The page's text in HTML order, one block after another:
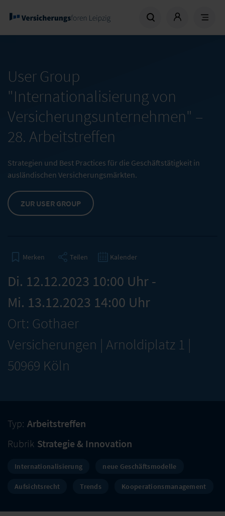
User Group
"Internationalisierung von
Versicherungsunternehmen" –
28. Arbeitstreffen
Strategien und Best Practices für die Geschäftstätigkeit in
ausländischen Versicherungsmärkten.
ZUR USER GROUP
Merken Teilen Kalender
Di. 12.12.2023 10:00 Uhr -
Mi. 13.12.2023 14:00 Uhr
Ort: Gothaer
Versicherungen | Arnoldiplatz 1 |
50969 Köln
Typ: Arbeitstreffen
Rubrik Strategie & Innovation
Internationalisierung neue Geschäftsmodelle
Aufsichtsrecht Trends Kooperationsmanagement